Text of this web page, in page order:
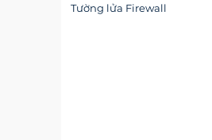
Tường lửa Firewall